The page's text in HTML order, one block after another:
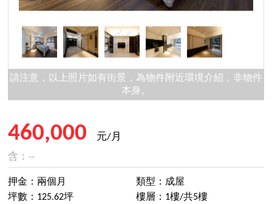
請注意，以上照片如有街景，為物件附近環境介紹，非物件
本身。
460,000
元/月
含：--
押金：兩個月
坪數：125.62坪
類型：成屋
樓層：1樓/共5樓